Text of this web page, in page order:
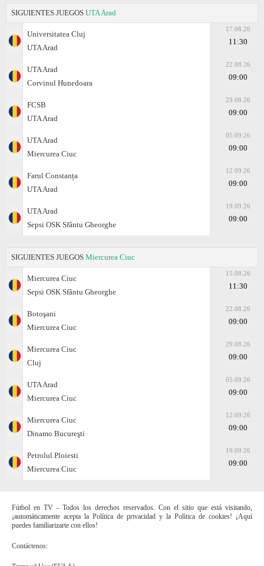
SIGUIENTES JUEGOS UTA Arad
Universitatea Cluj
UTA Arad
17.08.26
11:30
UTA Arad
Corvinul Hunedoara
22.08.26
09:00
FCSB
UTA Arad
29.08.26
09:00
UTA Arad
Miercurea Ciuc
05.09.26
09:00
Farul Constanța
UTA Arad
12.09.26
09:00
UTA Arad
Sepsi OSK Sfântu Gheorghe
19.09.26
09:00
SIGUIENTES JUEGOS Miercurea Ciuc
Miercurea Ciuc
Sepsi OSK Sfântu Gheorghe
15.08.26
11:30
Botoşani
Miercurea Ciuc
22.08.26
09:00
Miercurea Ciuc
Cluj
29.08.26
09:00
UTA Arad
Miercurea Ciuc
05.09.26
09:00
Miercurea Ciuc
Dinamo Bucureşti
12.09.26
09:00
Petrolul Ploiesti
Miercurea Ciuc
19.09.26
09:00
Fútbol en TV - Todos los derechos reservados. Con el sitio que está visitando,
¡automáticamente acepta la Política de privacidad y la Política de cookies! ¡Aquí
puedes familiarizarte con ellos!
Contáctenos: